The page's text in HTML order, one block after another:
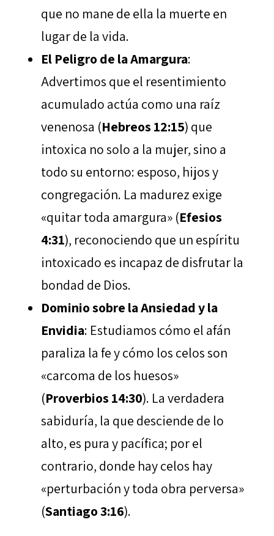
que no mane de ella la muerte en
lugar de la vida.
El Peligro de la Amargura:
Advertimos que el resentimiento
acumulado actúa como una raíz
venenosa (Hebreos 12:15) que
intoxica no solo a la mujer, sino a
todo su entorno: esposo, hijos y
congregación. La madurez exige
«quitar toda amargura» (Efesios
4:31), reconociendo que un espíritu
intoxicado es incapaz de disfrutar la
bondad de Dios.
Dominio sobre la Ansiedad y la
Envidia: Estudiamos cómo el afán
paraliza la fe y cómo los celos son
«carcoma de los huesos»
(Proverbios 14:30). La verdadera
sabiduría, la que desciende de lo
alto, es pura y pacífica; por el
contrario, donde hay celos hay
«perturbación y toda obra perversa»
(Santiago 3:16).